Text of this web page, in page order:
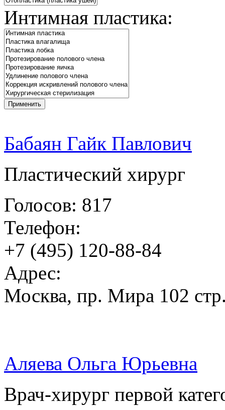
Интимная пластика:
Бабаян Гайк Павлович
Пластический хирург
Голосов: 817
Телефон:
+7 (495) 120-88-84
Адрес:
Москва, пр. Мира 102
Аляева Ольга Юрьевна
Врач-хирург первой